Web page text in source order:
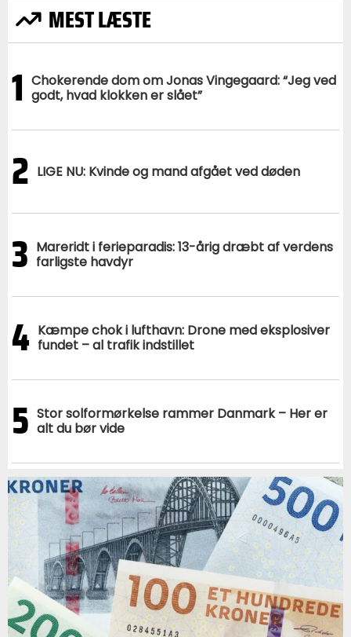
MEST LÆSTE
1 Chokerende dom om Jonas Vingegaard: “Jeg ved
godt, hvad klokken er slået”
2 LIGE NU: Kvinde og mand afgået ved døden
3 Mareridt i ferieparadis: 13-årig dræbt af verdens
farligste havdyr
4 Kæmpe chok i lufthavn: Drone med eksplosiver
fundet – al trafik indstillet
5 Stor solformørkelse rammer Danmark – Her er
alt du bør vide